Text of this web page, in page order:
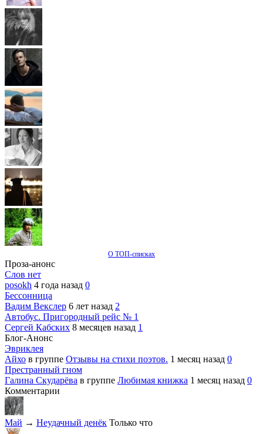
О ТОП-списках
Проза-анонс
Слов нет
posokh 4 года назад 0
Бессонница
Вадим Векслер 6 лет назад 2
Автобус. Пригородный рейс № 1
Сергей Кабских 8 месяцев назад 1
Блог-Анонс
Эвриклея
Айхо в группе Отзывы на стихи поэтов. 1 месяц назад 0
Престранный гном
Галина Скударёва в группе Любимая книжка 1 месяц назад 0
Комментарии
Май → Неудачный денёк Только что